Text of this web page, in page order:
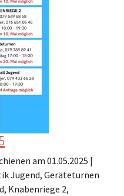
am 01.05.2025 |
Jugend, Geräteturnen
Knabenriege 2,